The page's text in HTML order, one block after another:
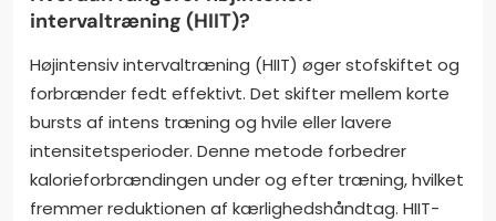
intervaltræning (HIIT)?
Højintensiv intervaltræning (HIIT) øger stofskiftet og
forbrænder fedt effektivt. Det skifter mellem korte
bursts af intens træning og hvile eller lavere
intensitetsperioder. Denne metode forbedrer
kalorieforbrændingen under og efter træning, hvilket
fremmer reduktionen af kærlighedshåndtag. HIIT-